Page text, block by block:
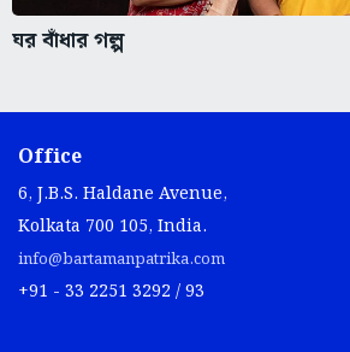
ঘর বাঁধার গল্প
Office
6, J.B.S. Haldane Avenue,
Kolkata 700 105, India.
info@bartamanpatrika.com
+91 - 33 2251 3292 / 93